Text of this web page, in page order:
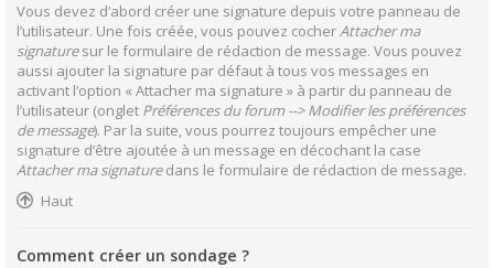
Vous devez d’abord créer une signature depuis votre panneau de
l’utilisateur. Une fois créée, vous pouvez cocherAttacher ma
signaturesur le formulaire de rédaction de message. Vous pouvez
aussi ajouter la signature par défaut à tous vos messages en
activant l’option « Attacher ma signature » à partir du panneau de
l’utilisateur (onglet Préférences du forum --> Modifier les préférences
de message). Par la suite, vous pourrez toujours empêcher une
signature d’être ajoutée à un message en décochant la case
Attacher ma signaturedans le formulaire de rédaction de message.
Haut
Comment créer un sondage ?